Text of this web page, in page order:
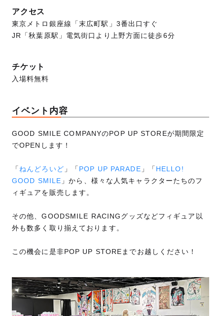
アクセス
東京メトロ銀座線「末広町駅」3番出口すぐ
JR「秋葉原駅」電気街口より上野方面に徒歩6分
チケット
入場料無料
イベント内容
GOOD SMILE COMPANYのPOP UP STOREが期間限定
でOPENします！
「 ねんどろいど 」「 POP UP PARADE 」「 HELLO!
GOOD SMILE 」から、様々な人気キャラクターたちのフ
ィギュアを販売します。
その他、GOODSMILE RACINGグッズなどフィギュア以
外も数多く取り揃えております。
この機会に是非POP UP STOREまでお越しください！